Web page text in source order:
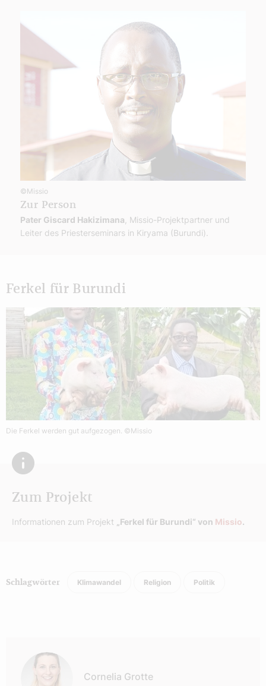
©Missio
Zur Person
Pater Giscard Hakizimana , Missio-Projektpartner und
Leiter des Priesterseminars in Kiryama (Burundi).
Ferkel für Burundi
Die Ferkel werden gut aufgezogen. ©Missio
Zum Projekt
Informationen zum Projekt „Ferkel für Burundi“ von Missio.
Schlagwörter Klimawandel Religion Politik
Cornelia Grotte